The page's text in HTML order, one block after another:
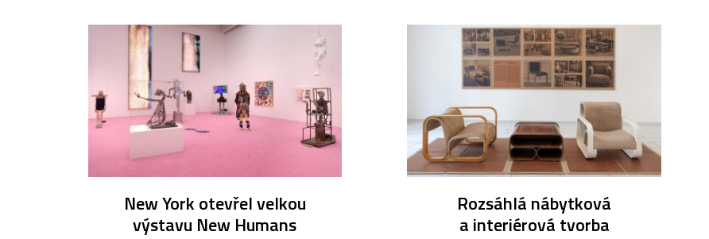
New York otevřel velkou
výstavu New Humans
Rozsáhlá nábytková
a interiérová tvorba